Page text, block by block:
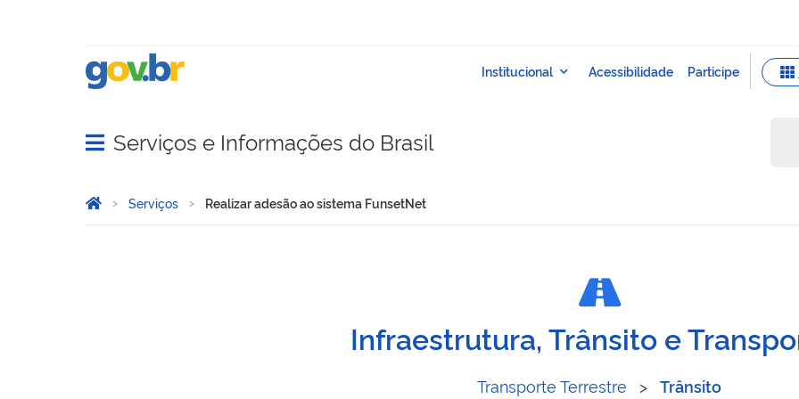
Abrir menu principal de navegação
Serviços e Informações do Brasil
Você está aqui:
Página Inicial
Serviços Realizar adesão ao sistema FunsetNet
Infraestrutura, Trânsito e
Transporte Terrestre > Trânsito